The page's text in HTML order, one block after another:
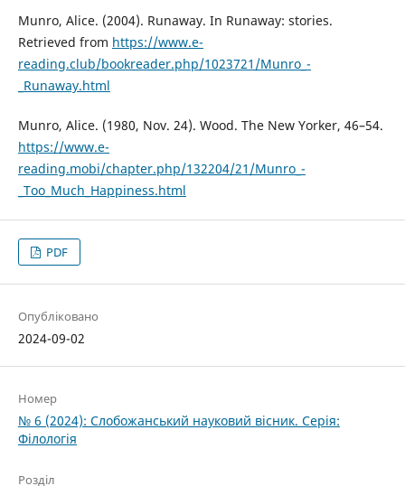
Munro, Alice. (2004). Runaway. In Runaway: stories.
Retrieved from https://www.e-
reading.club/bookreader.php/1023721/Munro_-
_Runaway.html
Munro, Alice. (1980, Nov. 24). Wood. The New Yorker, 46–54.
https://www.e-
reading.mobi/chapter.php/132204/21/Munro_-
_Too_Much_Happiness.html
PDF
Опубліковано
2024-09-02
Номер
№ 6 (2024): Слобожанський науковий вісник. Серія:
Філологія
Розділ